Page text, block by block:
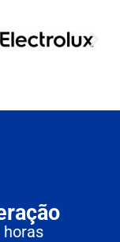
horas